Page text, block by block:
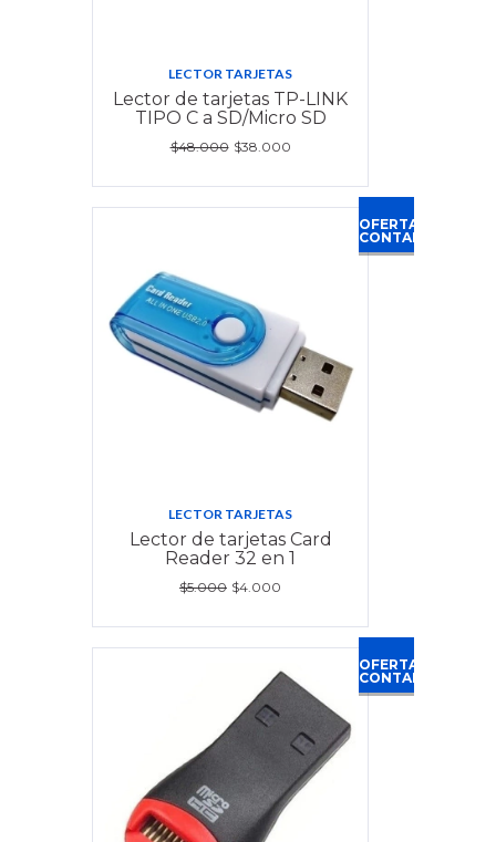
LECTOR TARJETAS
Lector de tarjetas TP-LINK
TIPO C a SD/Micro SD
$48.000 $38.000
OFERTA
CONTADO
LECTOR TARJETAS
Lector de tarjetas Card
Reader 32 en 1
$5.000 $4.000
OFERTA
CONTADO